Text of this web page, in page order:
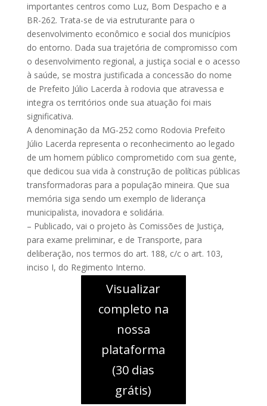
importantes centros como Luz, Bom Despacho e a
BR-262. Trata-se de via estruturante para o
desenvolvimento econômico e social dos municípios
do entorno. Dada sua trajetória de compromisso com
o desenvolvimento regional, a justiça social e o acesso
à saúde, se mostra justificada a concessão do nome
de Prefeito Júlio Lacerda à rodovia que atravessa e
integra os territórios onde sua atuação foi mais
significativa.
A denominação da MG-252 como Rodovia Prefeito
Júlio Lacerda representa o reconhecimento ao legado
de um homem público comprometido com sua gente,
que dedicou sua vida à construção de políticas públicas
transformadoras para a população mineira. Que sua
memória siga sendo um exemplo de liderança
municipalista, inovadora e solidária.
– Publicado, vai o projeto às Comissões de Justiça,
para exame preliminar, e de Transporte, para
deliberação, nos termos do art. 188, c/c o art. 103,
inciso I, do Regimento Interno.
Visualizar
completo na
nossa
plataforma
(30 dias
grátis)